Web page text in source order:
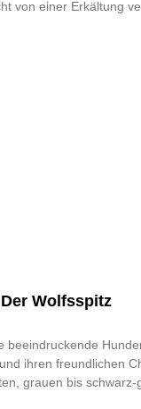
von einer Erkältung
Wolfsspitz
beeindruckende
ihren freundlichen
grauen bis schwarz-